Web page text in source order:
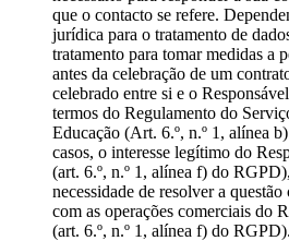
que o contacto se refere.
jurídica para o tratamento de
tratamento para tomar medidas a
antes da celebração de um
celebrado entre si e o
termos do Regulamento do
Educação (Art. 6.º, n.º 1, alínea
casos, o interesse legítimo do
(art. 6.º, n.º 1, alínea f) do
necessidade de resolver a
com as operações comerciais do
(art. 6.º, n.º 1, alínea f) do RGPD).